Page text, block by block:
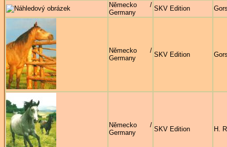
Německo /
Germany
SKV Edition
Německo /
Germany
SKV Edition
Německo /
Germany
SKV Edition H.